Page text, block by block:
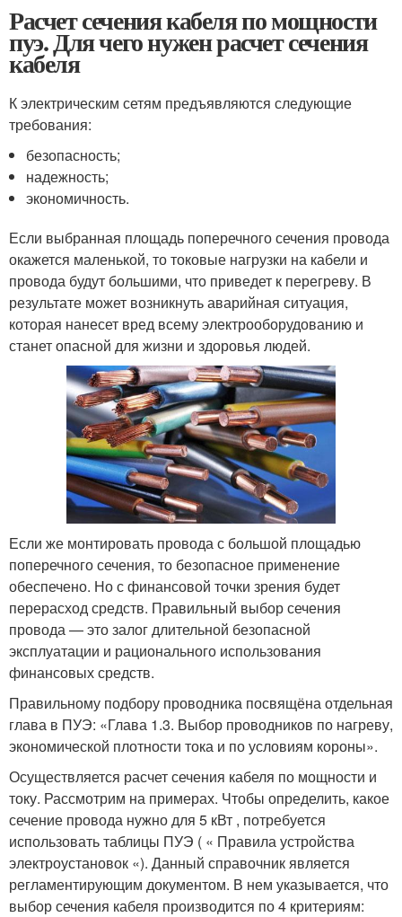
Расчет сечения кабеля по мощности
пуэ. Для чего нужен расчет сечения
кабеля
К электрическим сетям предъявляются следующие
требования:
безопасность;
надежность;
экономичность.
Если выбранная площадь поперечного сечения провода
окажется маленькой, то токовые нагрузки на кабели и
провода будут большими, что приведет к перегреву. В
результате может возникнуть аварийная ситуация,
которая нанесет вред всему электрооборудованию и
станет опасной для жизни и здоровья людей.
Если же монтировать провода с большой площадью
поперечного сечения, то безопасное применение
обеспечено. Но с финансовой точки зрения будет
перерасход средств. Правильный выбор сечения
провода — это залог длительной безопасной
эксплуатации и рационального использования
финансовых средств.
Правильному подбору проводника посвящёна отдельная
глава в ПУЭ: «Глава 1.3. Выбор проводников по нагреву,
экономической плотности тока и по условиям короны».
Осуществляется расчет сечения кабеля по мощности и
току. Рассмотрим на примерах. Чтобы определить, какое
сечение провода нужно для 5 кВт , потребуется
использовать таблицы ПУЭ ( « Правила устройства
электроустановок «). Данный справочник является
регламентирующим документом. В нем указывается, что
выбор сечения кабеля производится по 4 критериям: